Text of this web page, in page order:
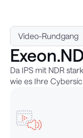
Video-Rundgang
Da IPS mit NDR
wie es Ihre